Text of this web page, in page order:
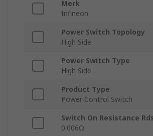
Merk
Infineon
Power Switch Topology
High Side
Power Switch Type
High Side
Product Type
Power Control Switch
Switch On Resistance
0.006Ω